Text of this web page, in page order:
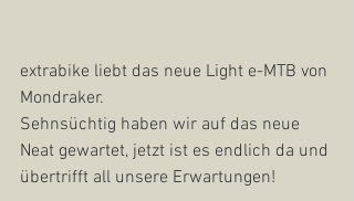
extrabike liebt das neue Light e-MTB von
Mondraker.
Sehnsüchtig haben wir auf das neue
Neat gewartet, jetzt ist es endlich da und
übertrifft all unsere Erwartungen!